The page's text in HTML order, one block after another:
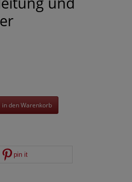
in den Warenkorb
pin it